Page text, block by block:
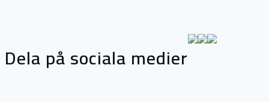
Dela på sociala medier